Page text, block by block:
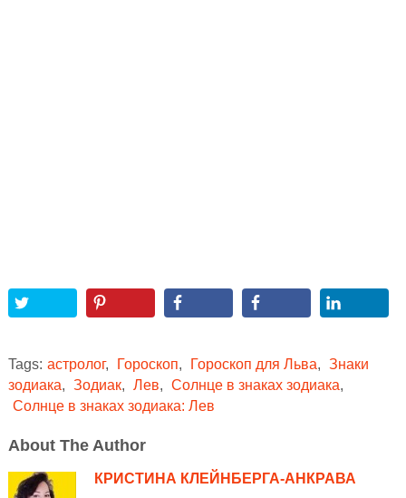
Tags: астролог, Гороскоп, Гороскоп для Льва, Знаки
зодиака, Зодиак, Лев, Солнце в знаках зодиака,
Солнце в знаках зодиака: Лев
About The Author
КРИСТИНА КЛЕЙНБЕРГА-АНКРАВА